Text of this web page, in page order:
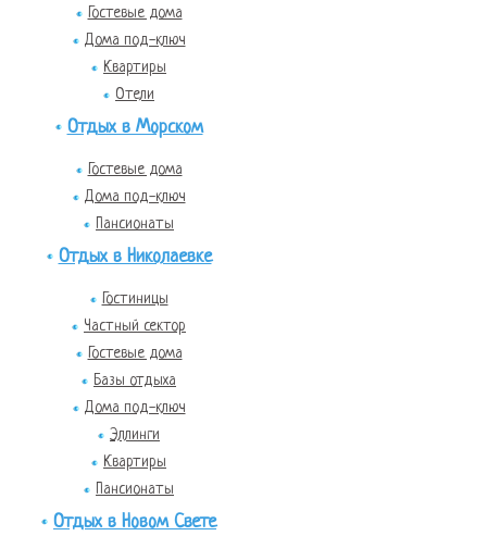
Гостевые дома
Дома под-ключ
Квартиры
Отели
Отдых в Морском
Гостевые дома
Дома под-ключ
Пансионаты
Отдых в Николаевке
Гостиницы
Частный сектор
Гостевые дома
Базы отдыха
Дома под-ключ
Эллинги
Квартиры
Пансионаты
Отдых в Новом Свете